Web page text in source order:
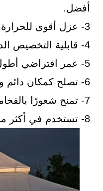
أفضل.
3- عزل أقوى للحرارة والبرودة.
4- قابلية التخصيص الداخلي الكامل.
5- عمر افتراضي أطول وصيانة أقل.
6- تصلح كمكان دائم وليس فقط مؤقت.
7- تمنح شعورًا بالفخامة والبساطة في آنٍ واحد.
8- تستخدم في أكثر من مناسبة وموقع.